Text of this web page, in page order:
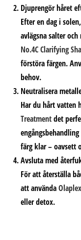
Djuprengör håret
Efter en dag i
avlägsna salter
No.4C Clarifying
förstöra färgen.
behov.
Neutralisera
Har du hårt vatten
Treatmentdet
färg klar – oavsett
Avsluta med
För att återställa
att använda
eller detox.